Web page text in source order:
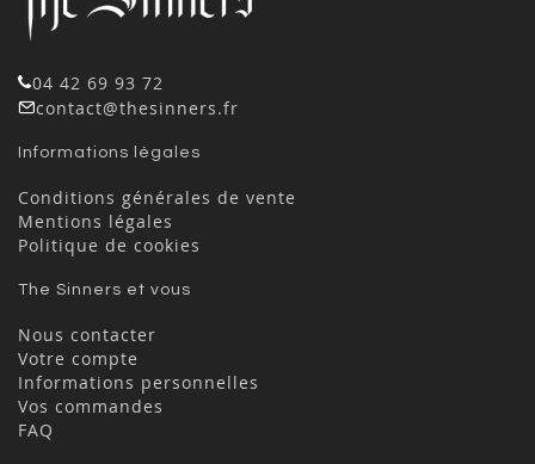
04 42 69 93 72
contact@thesinners.fr
Informations légales
Conditions générales de vente
Mentions légales
Politique de cookies
The Sinners et vous
Nous contacter
Votre compte
Informations personnelles
Vos commandes
FAQ